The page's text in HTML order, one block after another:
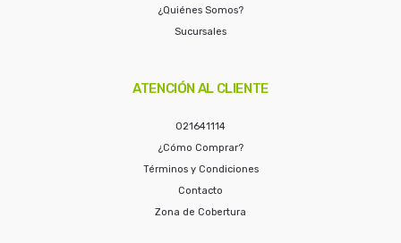
¿Quiénes Somos?
Sucursales
ATENCIÓN AL CLIENTE
021641114
¿Cómo Comprar?
Términos y Condiciones
Contacto
Zona de Cobertura